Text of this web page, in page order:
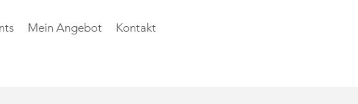
Mein Angebot Kontakt